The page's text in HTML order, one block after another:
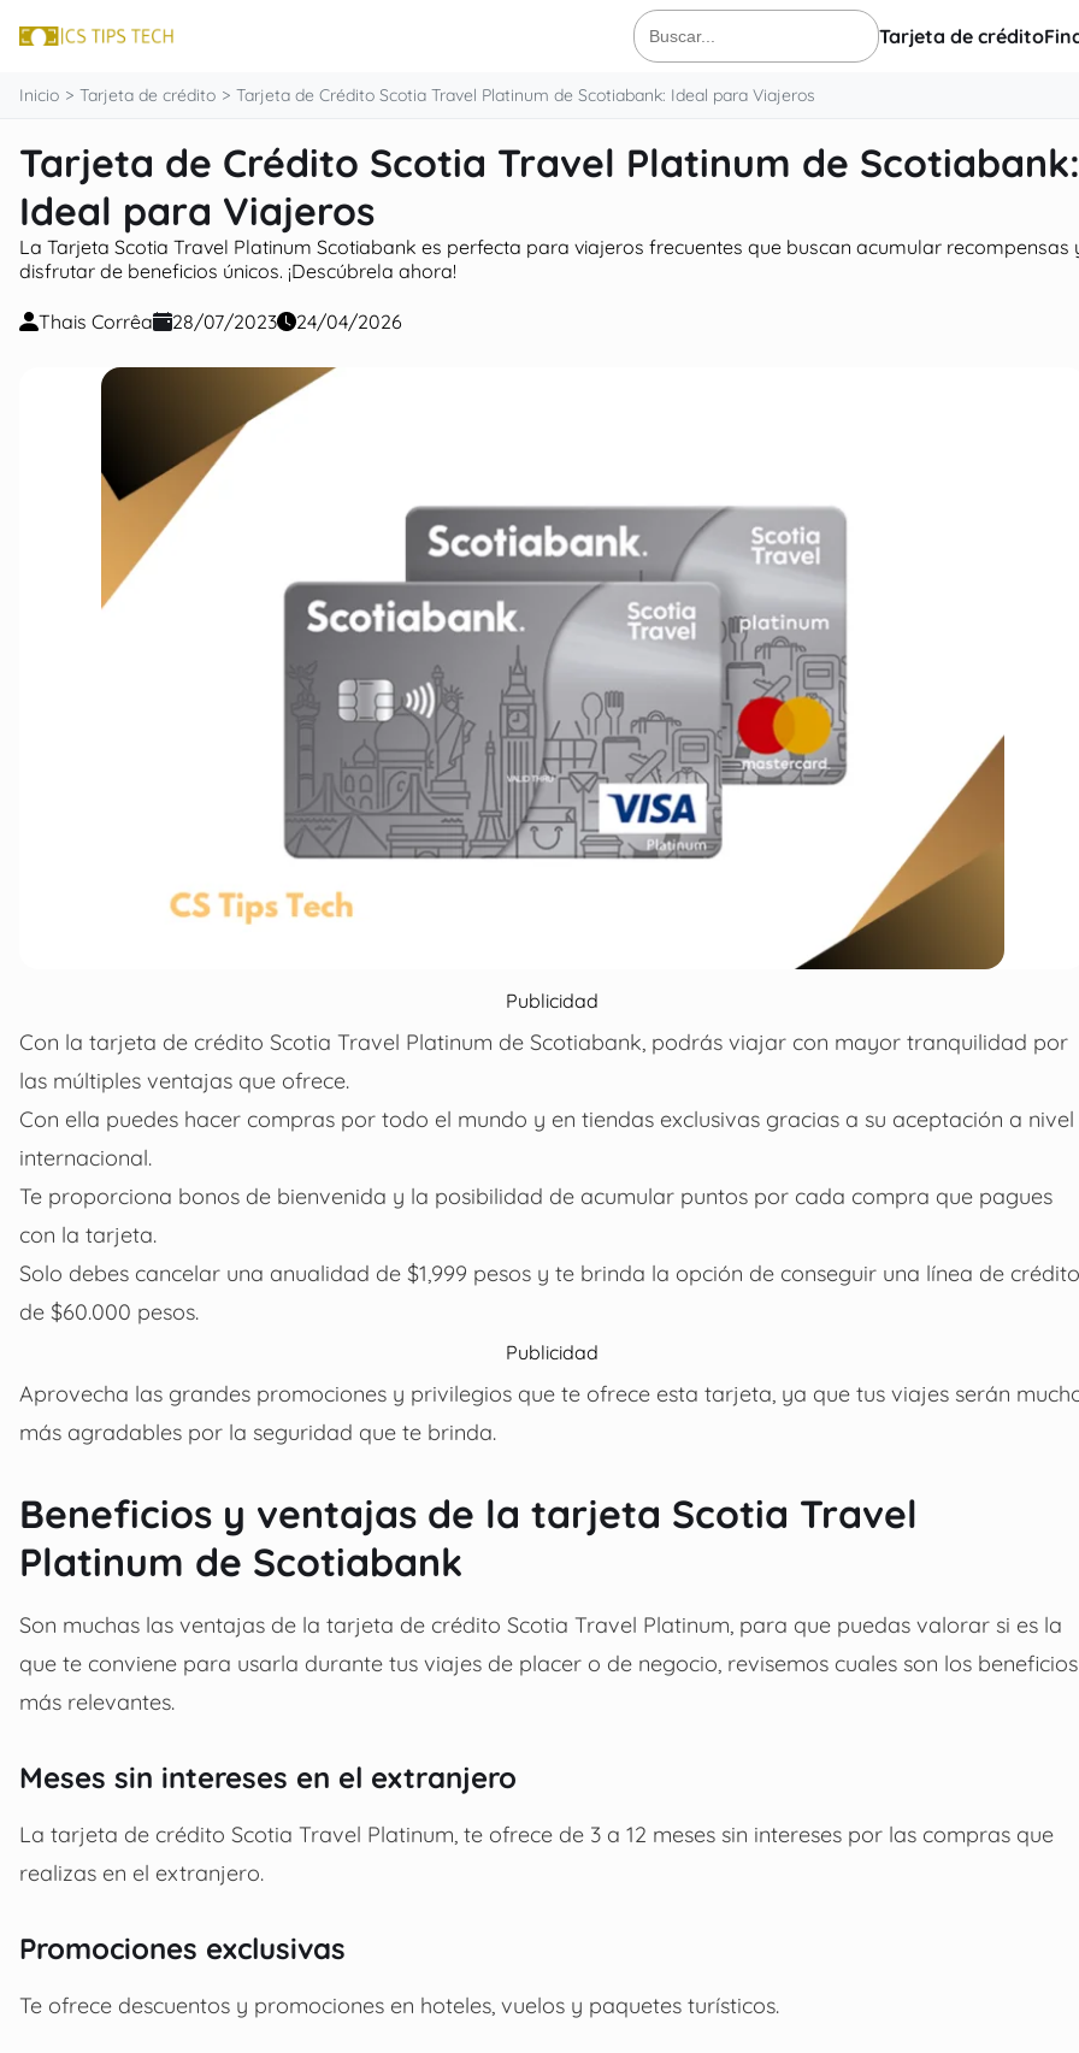
Buscar:
Tarjeta de crédito
Inicio Tarjeta de crédito Tarjeta de Crédito Scotia Travel Platinum de Scotiabank: Ideal para Viajeros
Tarjeta de Crédito Scotia Travel Platinum de Scotiabank:
Ideal para Viajeros
La Tarjeta Scotia Travel Platinum Scotiabank es perfecta para viajeros frecuentes que buscan acumular recompensas
disfrutar de beneficios únicos. ¡Descúbrela ahora!
Thais Corrêa 28/07/2023 24/04/2026
Publicidad
Con la tarjeta de crédito Scotia Travel Platinum de Scotiabank, podrás viajar con mayor tranquilidad por
las múltiples ventajas que ofrece.
Con ella puedes hacer compras por todo el mundo y en tiendas exclusivas gracias a su aceptación a nivel
internacional.
Te proporciona bonos de bienvenida y la posibilidad de acumular puntos por cada compra que pagues
con la tarjeta.
Solo debes cancelar una anualidad de $1,999 pesos y te brinda la opción de conseguir una línea de crédito
de $60.000 pesos.
Publicidad
Aprovecha las grandes promociones y privilegios que te ofrece esta tarjeta, ya que tus viajes serán
más agradables por la seguridad que te brinda.
Beneficios y ventajas de la tarjeta Scotia Travel
Platinum de Scotiabank
Son muchas las ventajas de la tarjeta de crédito Scotia Travel Platinum, para que puedas valorar si es la
que te conviene para usarla durante tus viajes de placer o de negocio, revisemos cuales son los beneficios
más relevantes.
Meses sin intereses en el extranjero
La tarjeta de crédito Scotia Travel Platinum, te ofrece de 3 a 12 meses sin intereses por las compras que
realizas en el extranjero.
Promociones exclusivas
Te ofrece descuentos y promociones en hoteles, vuelos y paquetes turísticos.